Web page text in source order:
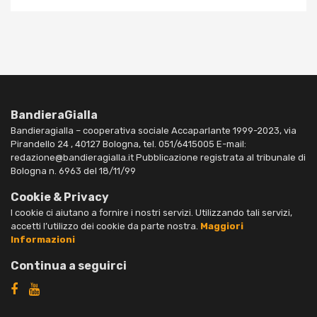
BandieraGialla
Bandieragialla – cooperativa sociale Accaparlante 1999-2023, via
Pirandello 24 , 40127 Bologna, tel. 051/6415005 E-mail:
redazione@bandieragialla.it Pubblicazione registrata al tribunale di
Bologna n. 6963 del 18/11/99
Cookie & Privacy
I cookie ci aiutano a fornire i nostri servizi. Utilizzando tali servizi,
accetti l’utilizzo dei cookie da parte nostra. Maggiori
Informazioni
Continua a seguirci